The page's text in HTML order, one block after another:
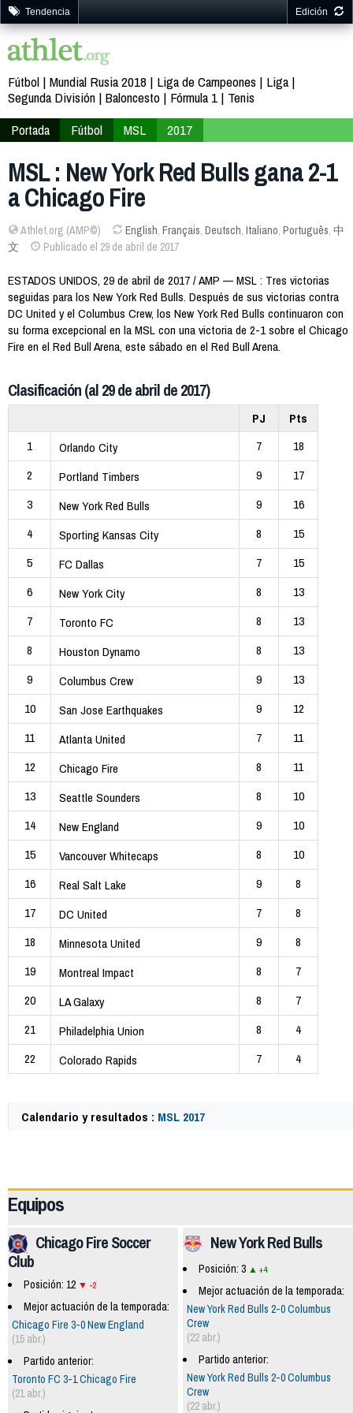
Tendencia Edición
Fútbol Mundial Rusia 2018 Liga de Campeones
Liga
Segunda División Baloncesto Fórmula 1
Tenis
Portada
Fútbol MSL 2017
MSL : New York Red Bulls gana 2-1
a Chicago Fire
Athlet.org (AMP©) English, Français, Deutsch, Italiano, Português, 中
文
Publicado el 29 de abril de 2017
ESTADOS UNIDOS, 29 de abril de 2017 / AMP — MSL : Tres victorias
seguidas para los New York Red Bulls. Después de sus victorias contra
DC United y el Columbus Crew, los New York Red Bulls continuaron con
su forma excepcional en la MSL con una victoria de 2-1 sobre el Chicago
Fire en el Red Bull Arena, este sábado en el Red Bull Arena.
Clasificación (al 29 de abril de 2017)
PJ
Pts
1
Orlando City 7
18
2
Portland Timbers 9
17
3
New York Red Bulls 9
16
4
Sporting Kansas City 8
15
5
FC Dallas 7
15
6
New York City 8
13
7
Toronto FC 8
13
8
Houston Dynamo 8
13
9
Columbus Crew 9
13
10
San Jose Earthquakes 9
12
11
Atlanta United 7
11
12
Chicago Fire 8
11
13
Seattle Sounders 8
10
14
New England 9
10
15
Vancouver Whitecaps 8
10
16
Real Salt Lake 9
8
17
DC United 7
8
18
Minnesota United 9
8
19
Montreal Impact 8
7
20
LA Galaxy 8
7
21
Philadelphia Union 8
4
22
Colorado Rapids 7 4
Calendario y resultados : MSL 2017
Equipos
New York Red Bulls
Posición: 3 +4
Mejor actuación de la temporada:
New York Red Bulls 2-0 Columbus
Crew
(22 abr.)
Partido anterior:
New York Red Bulls 2-0 Columbus
Crew
(22 abr.)
Chicago Fire Soccer
Club
Posición: 12 -2
Mejor actuación de la temporada:
Chicago Fire 3-0 New England
(15 abr.)
Partido anterior:
Toronto FC 3-1 Chicago Fire
(21 abr.)